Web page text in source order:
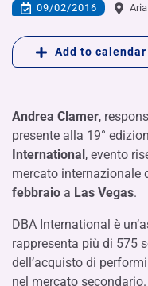
09/02/2016
Add to calendar
Andrea Clamer,
presente alla 19°
International, evento
mercato internazionale
febbraio a Las Vegas.
DBA International è
rappresenta più di 575
dell’acquisto di
nel mercato secondario.